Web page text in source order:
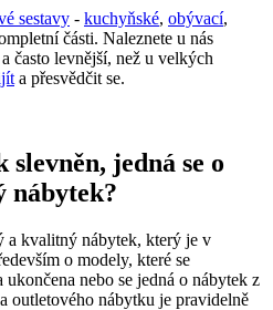
sestavy - kuchyňské, obývací,
části. Naleznete u nás
často levnější, než u velkých
a přesvědčit se.
jedná se o
nábytek?
a kvalitný nábytek, který je v
o modely, které se
nebo se jedná o nábytek z
outletového nábytku je pravidelně